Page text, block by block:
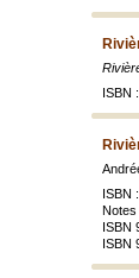
ISBN
ISBN
Notes
ISBN
ISBN